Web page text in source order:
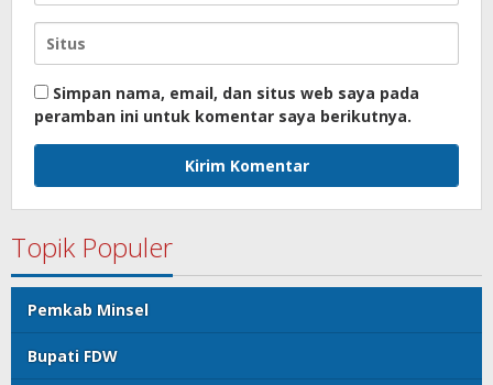
Simpan nama, email, dan situs web saya pada
peramban ini untuk komentar saya berikutnya.
Topik Populer
Pemkab Minsel
Bupati FDW